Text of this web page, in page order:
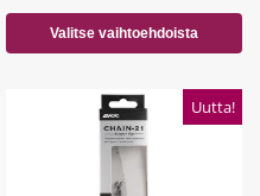
Valitse vaihtoehdoista
Uutta!